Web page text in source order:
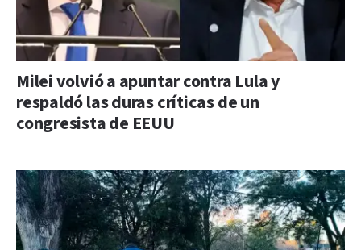
Milei volvió a apuntar contra Lula y
respaldó las duras críticas de un
congresista de EEUU